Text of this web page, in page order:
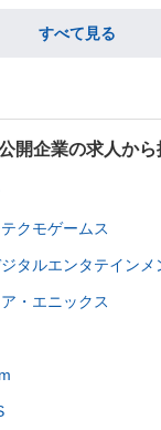
すべて見る
開企業の求人から
クモゲームス
タルエンタテインメ
・エニックス